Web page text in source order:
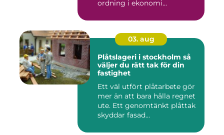
ordning i ekonomi...
03. aug
Plåtslageri i stockholm så
väljer du rätt tak för din
fastighet
Ett väl utfört plåtarbete gör
mer än att bara hålla regnet
ute. Ett genomtänkt plåttak
skyddar fasad...